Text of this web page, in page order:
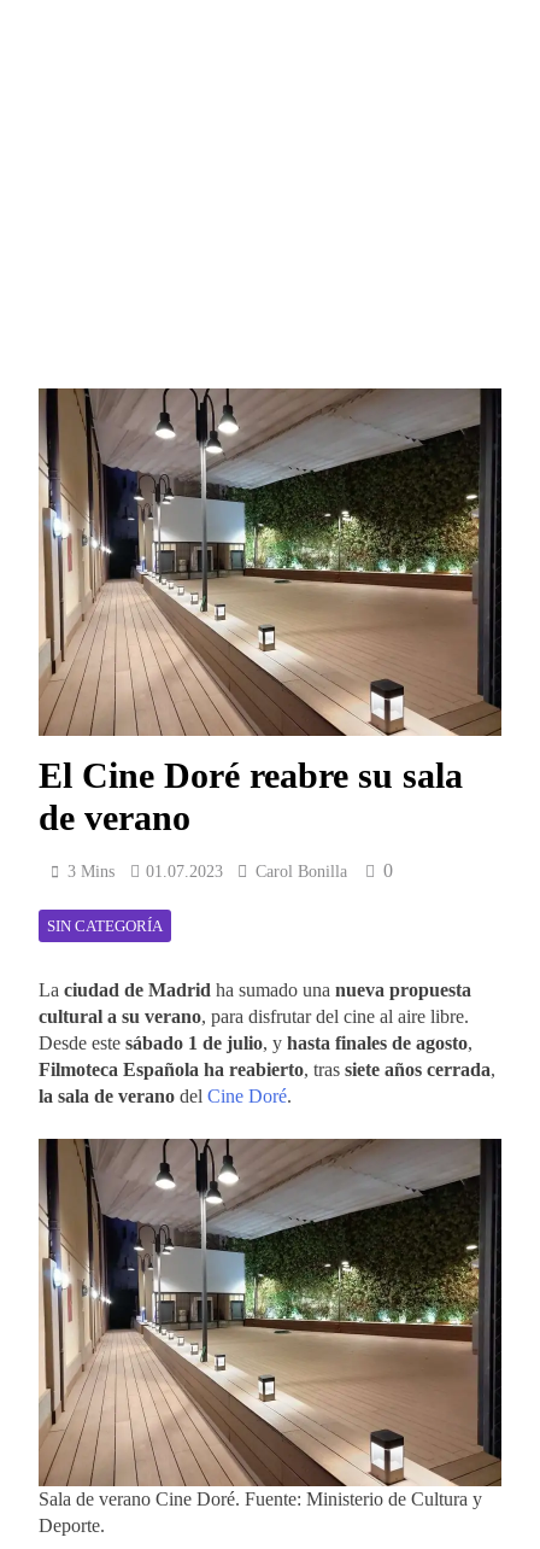
El Cine Doré reabre su sala
de verano
3 Mins 01.07.2023 Carol Bonilla 0
SIN CATEGORÍA
La ciudad de Madrid ha sumado una nueva propuesta
cultural a su verano, para disfrutar del cine al aire libre.
Desde este sábado 1 de julio, y hasta finales de agosto,
Filmoteca Española ha reabierto, tras siete años cerrada,
la sala de verano del Cine Doré.
Sala de verano Cine Doré. Fuente: Ministerio de Cultura y
Deporte.